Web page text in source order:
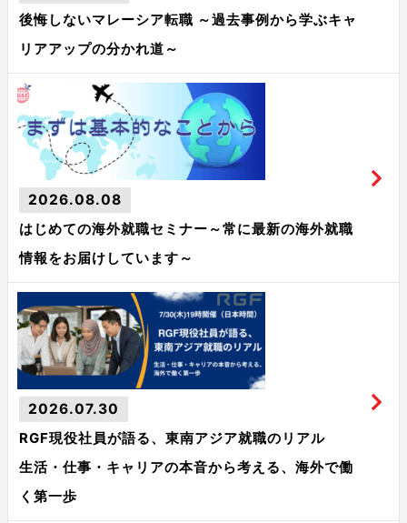
後悔しないマレーシア転職 ～過去事例から学ぶキャ
リアアップの分かれ道～
2026.08.08
はじめての海外就職セミナー～常に最新の海外就職
情報をお届けしています～
2026.07.30
RGF現役社員が語る、東南アジア就職のリアル
生活・仕事・キャリアの本音から考える、海外で働
く第一歩